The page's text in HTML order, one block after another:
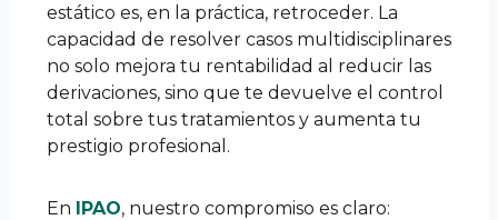
estático es, en la práctica, retroceder. La
capacidad de resolver casos multidisciplinares
no solo mejora tu rentabilidad al reducir las
derivaciones, sino que te devuelve el control
total sobre tus tratamientos y aumenta tu
prestigio profesional.
En IPAO, nuestro compromiso es claro: